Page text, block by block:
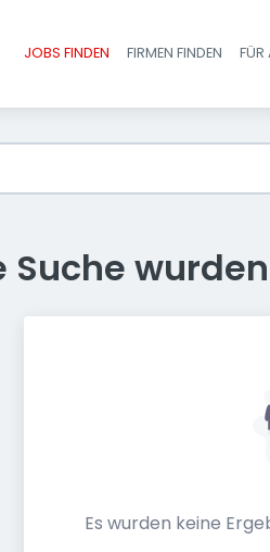
JOBS FINDEN FIRMEN FINDEN FÜR
Suche
Es wurden keine